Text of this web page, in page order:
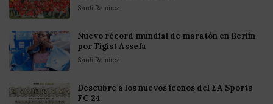
Santi Ramirez
Nuevo récord mundial de maratón en Berlín
por Tigist Assefa
Santi Ramirez
Descubre a los nuevos íconos del EA Sports
FC 24